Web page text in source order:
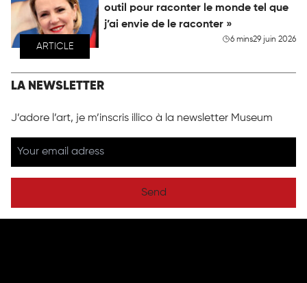
ARTICLE
outil pour raconter le monde tel que
j’ai envie de le raconter »
6 mins29 juin 2026
LA NEWSLETTER
J’adore l’art, je m’inscris illico à la newsletter Museum
Send